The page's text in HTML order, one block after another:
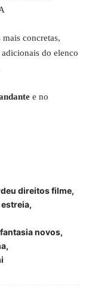
concretas,
do elenco
e no
direitos filme
novos